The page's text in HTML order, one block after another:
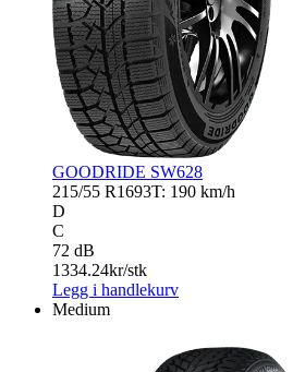
GOODRIDE SW628
215/55 R1693T: 190 km/h
D
C
72 dB
1334.24kr/stk
Legg i handlekurv
Medium